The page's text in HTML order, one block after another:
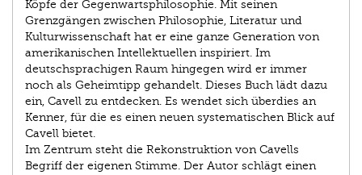
Köpfe der Gegenwartsphilosophie. Mit seinen
Grenzgängen zwischen Philo­sophie, Literatur und
Kulturwissenschaft hat er eine ganze Generation von
amerikanischen Intellektuellen inspiriert. Im
deutschsprachigen Raum hingegen wird er immer
noch als Geheimtipp gehandelt. Dieses Buch lädt dazu
ein, Cavell zu entdecken. Es wendet sich überdies an
Kenner, für die es einen neuen systematischen Blick auf
Cavell bietet.
Im Zentrum steht die Rekonstruktion von Cavells
Begriff der eigenen Stimme. Der Autor schlägt einen